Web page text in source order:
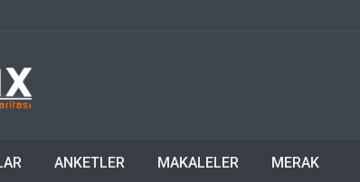
ANKETLER MAKALELER MERAK